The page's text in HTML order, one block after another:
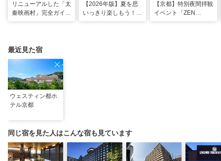
リニューアルした「太
秦映画村」完全ガイ
【2026年版】夏を思
いっきり楽しもう！関
【京都】特別夜間拝観
イベント「ZEN
最近見た宿
ウェスティン都ホ
テル京都
同じ宿を見た人はこんな宿も見ています